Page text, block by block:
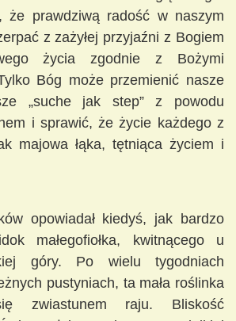
że prawdziwą radość w naszym
z zażyłej przyjaźni z Bogiem
życia zgodnie z Bożymi
Bóg może przemienić nasze
„suche jak step” z powodu
i sprawić, że życie każdego z
majowa łąka, tętniąca życiem i
opowiadał kiedyś, jak bardzo
małegofiołka, kwitnącego u
góry. Po wielu tygodniach
pustyniach, ta mała roślinka
zwiastunem raju. Bliskość